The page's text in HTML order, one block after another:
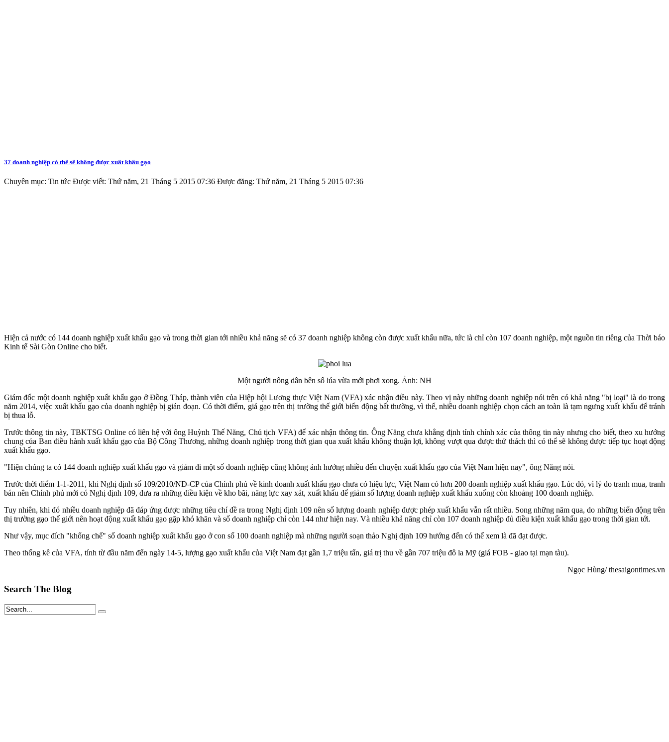
37 doanh nghiệp có thể sẽ không được xuất khẩu gạo
Chuyên mục: Tin tức Được viết: Thứ năm, 21 Tháng 5 2015 07:36 Được đăng: Thứ năm, 21 Tháng 5 2015 07:36
Hiện cả nước có 144 doanh nghiệp xuất khẩu gạo và trong thời gian tới nhiều khả năng sẽ có 37 doanh nghiệp không còn được xuất khẩu nữa, tức là chỉ còn 107 doanh nghiệp, một nguồn tin riêng của Thời báo
Kinh tế Sài Gòn Online cho biết.
Một người nông dân bên số lúa vừa mới phơi xong. Ảnh: NH
Giám đốc một doanh nghiệp xuất khẩu gạo ở Đồng Tháp, thành viên của Hiệp hội Lương thực Việt Nam (VFA) xác nhận điều này. Theo vị này những doanh nghiệp nói trên có khả năng "bị loại" là do trong
năm 2014, việc xuất khẩu gạo của doanh nghiệp bị gián đoạn. Có thời điểm, giá gạo trên thị trường thế giới biến động bất thường, vì thế, nhiều doanh nghiệp chọn cách an toàn là tạm ngưng xuất khẩu để tránh
bị thua lỗ.
Trước thông tin này, TBKTSG Online có liên hệ với ông Huỳnh Thế Năng, Chủ tịch VFA) để xác nhận thông tin. Ông Năng chưa khẳng định tính chính xác của thông tin này nhưng cho biết, theo xu hướng
chung của Ban điều hành xuất khẩu gạo của Bộ Công Thương, những doanh nghiệp trong thời gian qua xuất khẩu không thuận lợi, không vượt qua được thử thách thì có thể sẽ không được tiếp tục hoạt động
xuất khẩu gạo.
"Hiện chúng ta có 144 doanh nghiệp xuất khẩu gạo và giảm đi một số doanh nghiệp cũng không ảnh hưởng nhiều đến chuyện xuất khẩu gạo của Việt Nam hiện nay", ông Năng nói.
Trước thời điểm 1-1-2011, khi Nghị định số 109/2010/NĐ-CP của Chính phủ về kinh doanh xuất khẩu gạo chưa có hiệu lực, Việt Nam có hơn 200 doanh nghiệp xuất khẩu gạo. Lúc đó, vì lý do tranh mua, tranh
bán nên Chính phủ mới có Nghị định 109, đưa ra những điều kiện về kho bãi, năng lực xay xát, xuất khẩu để giảm số lượng doanh nghiệp xuất khẩu xuống còn khoảng 100 doanh nghiệp.
Tuy nhiên, khi đó nhiều doanh nghiệp đã đáp ứng được những tiêu chí đề ra trong Nghị định 109 nên số lượng doanh nghiệp được phép xuất khẩu vẫn rất nhiều. Song những năm qua, do những biến động trên
thị trường gạo thế giới nên hoạt động xuất khẩu gạo gặp khó khăn và số doanh nghiệp chỉ còn 144 như hiện nay. Và nhiều khả năng chỉ còn 107 doanh nghiệp đủ điều kiện xuất khẩu gạo trong thời gian tới.
Như vậy, mục đích "khống chế" số doanh nghiệp xuất khẩu gạo ở con số 100 doanh nghiệp mà những người soạn thảo Nghị định 109 hướng đến có thể xem là đã đạt được.
Theo thống kê của VFA, tính từ đầu năm đến ngày 14-5, lượng gạo xuất khẩu của Việt Nam đạt gần 1,7 triệu tấn, giá trị thu về gần 707 triệu đô la Mỹ (giá FOB - giao tại mạn tàu).
Ngọc Hùng/ thesaigontimes.vn
Search The Blog